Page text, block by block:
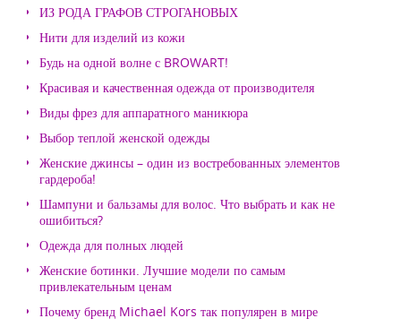
ИЗ РОДА ГРАФОВ СТРОГАНОВЫХ
Нити для изделий из кожи
Будь на одной волне с BROWART!
Красивая и качественная одежда от производителя
Виды фрез для аппаратного маникюра
Выбор теплой женской одежды
Женские джинсы – один из востребованных элементов
гардероба!
Шампуни и бальзамы для волос. Что выбрать и как не
ошибиться?
Одежда для полных людей
Женские ботинки. Лучшие модели по самым
привлекательным ценам
Почему бренд Michael Kors так популярен в мире